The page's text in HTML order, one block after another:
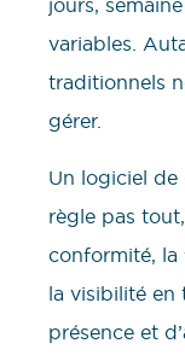
jours,
variables.
traditionnels
gérer.
Un logiciel de
règle pas
conformité, la
la visibilité en
présence et